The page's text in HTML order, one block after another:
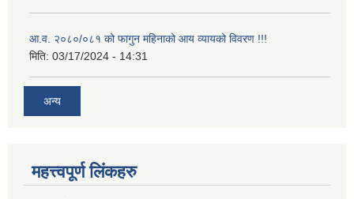
आ.व. २०८०/०८१ को फागुन महिनाको आय व्यायको विवरण !!!
मिति: 03/17/2024 - 14:31
अन्य
महत्त्वपूर्ण लिंकहरु